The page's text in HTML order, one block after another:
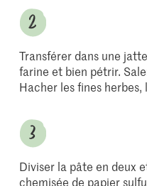
Transférer dans une
farine et bien pétrir.
Hacher les fines herbes,
Diviser la pâte en deux
chemisée de papier